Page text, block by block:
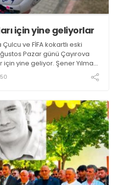
için yine geliyorlar
eski
Pazar günü Çayırova
yine geliyor. Şener Yılmaz
ev sahipliğinde ikili
maç yapacak, akşam